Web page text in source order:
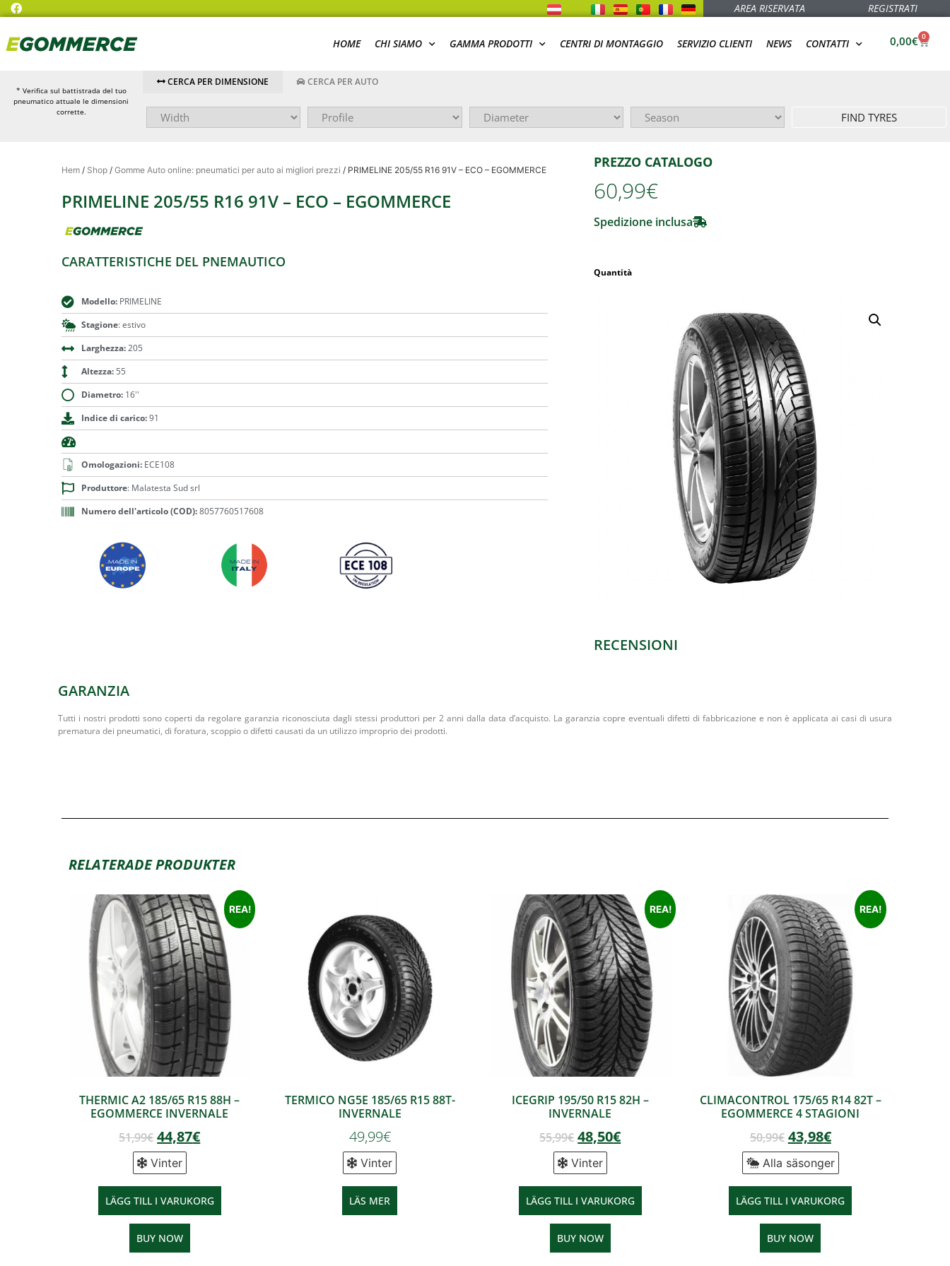
AREA RISERVATA REGISTRATI
HOME CHI SIAMO GAMMA PRODOTTI CENTRI DI MONTAGGIO SERVIZIO CLIENTI NEWS CONTATTI 0,00€ 0
* Verifica sul battistrada del tuo
pneumatico attuale le dimensioni
corrette.
CERCA PER DIMENSIONE CERCA PER AUTO
FIND TYRES
Hem / Shop / Gomme Auto online: pneumatici per auto ai migliori prezzi / PRIMELINE 205/55 R16 91V – ECO – EGOMMERCE
PRIMELINE 205/55 R16 91V – ECO – EGOMMERCE
CARATTERISTICHE DEL PNEMAUTICO
Modello:PRIMELINE
Stagione: estivo
Larghezza:205
Altezza:55
Diametro:16''
Indice di carico:91
Omologazioni:ECE108
Produttore: Malatesta Sud srl
Numero dell'articolo (COD):8057760517608
PREZZO CATALOGO
60,99€
Spedizione inclusa
Quantità
RECENSIONI
GARANZIA
Tutti i nostri prodotti sono coperti da regolare garanzia riconosciuta dagli stessi produttori per 2 anni dalla data d’acquisto. La garanzia copre eventuali difetti di fabbricazione e non è applicata ai casi di usura
prematura dei pneumatici, di foratura, scoppio o difetti causati da un utilizzo improprio dei prodotti.
RELATERADE PRODUKTER
REA!
THERMIC A2 185/65 R15 88H –
EGOMMERCE INVERNALE
51,99€ 44,87€
Vinter
LÄGG TILL I VARUKORG
BUY NOW
TERMICO NG5E 185/65 R15 88T-
INVERNALE
49,99€
Vinter
LÄS MER
REA!
ICEGRIP 195/50 R15 82H –
INVERNALE
55,99€ 48,50€
Vinter
LÄGG TILL I VARUKORG
BUY NOW
REA!
CLIMACONTROL 175/65 R14 82T –
EGOMMERCE 4 STAGIONI
50,99€ 43,98€
Alla säsonger
LÄGG TILL I VARUKORG
BUY NOW